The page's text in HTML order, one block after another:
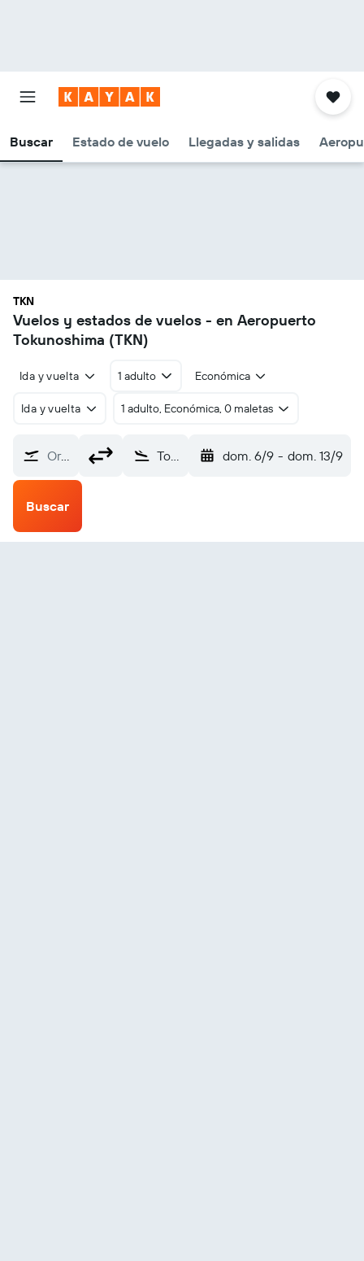
Buscar Estado de vuelo Llegadas y salidas
TKN
Vuelos y estados de vuelos - en Aeropuerto
Tokunoshima (TKN)
Ida y vuelta 1 adulto Económica
Ida y vuelta 1 adulto, Económica, 0 maletas
Origen Tokunoshima (TKN) dom. 6/9 - dom. 13/9
Buscar